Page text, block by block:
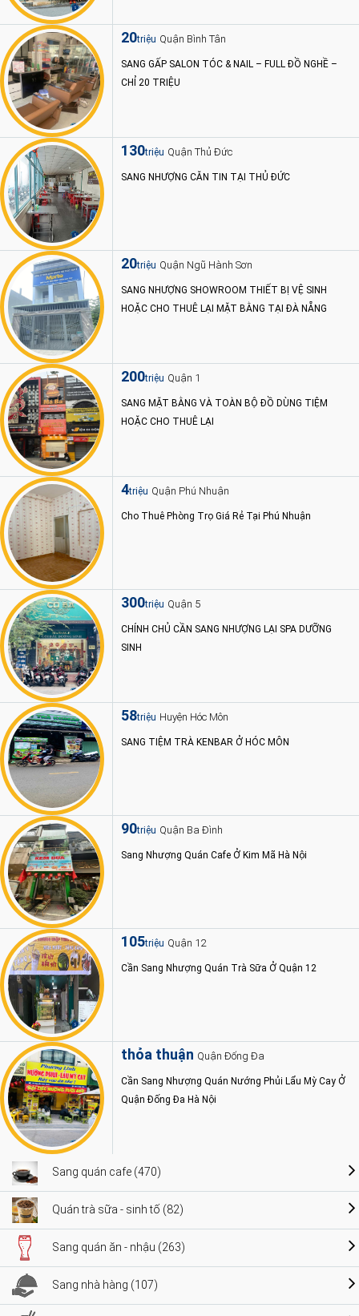
20triệu Quận Bình Tân
SANG GẤP SALON TÓC & NAIL – FULL ĐỒ NGHỀ –
CHỈ 20 TRIỆU
130triệu Quận Thủ Đức
SANG NHƯỢNG CĂN TIN TẠI THỦ ĐỨC
20triệu Quận Ngũ Hành Sơn
SANG NHƯỢNG SHOWROOM THIẾT BỊ VỆ SINH
HOẶC CHO THUÊ LẠI MẶT BẰNG TẠI ĐÀ NẴNG
200triệu Quận 1
SANG MẶT BẰNG VÀ TOÀN BỘ ĐỒ DÙNG TIỆM
HOẶC CHO THUÊ LẠI
4triệu Quận Phú Nhuận
Cho Thuê Phòng Trọ Giá Rẻ Tại Phú Nhuận
300triệu Quận 5
CHÍNH CHỦ CẦN SANG NHƯỢNG LẠI SPA DƯỠNG
SINH
58triệu Huyện Hóc Môn
SANG TIỆM TRÀ KENBAR Ở HÓC MÔN
90triệu Quận Ba Đình
Sang Nhượng Quán Cafe Ở Kim Mã Hà Nội
105triệu Quận 12
Cần Sang Nhượng Quán Trà Sữa Ở Quận 12
thỏa thuận Quận Đống Đa
Cần Sang Nhượng Quán Nướng Phủi Lẩu Mỳ Cay Ở
Quận Đống Đa Hà Nội
Sang quán cafe (470)
Quán trà sữa - sinh tố (82)
Sang quán ăn - nhậu (263)
Sang nhà hàng (107)